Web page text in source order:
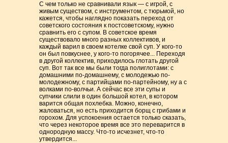
С чем только не сравнивали язык — с игрой, с
живым существом, с инструментом, с тюрьмой, но
кажется, чтобы наглядно показать переход от
советского состояния к постсоветскому, нужно
сравнить его с супом. В советское время
существовало много разных коллективов, и
каждый варил в своем котелке свой суп. У кого-то
он был повкуснее, у кого-то погорячее... Переходя
в другой коллектив, приходилось глотать другой
суп. Вот так все мы были тогда полиглотами: с
домашними по-домашнему, с молодежью по-
молодежному, с партийцами по-партейному, ну а с
волками по-волчьи. А сейчас все эти супы и
супчики слили в один большой котел, в котором
варится общая похлебка. Можно, конечно,
жаловаться, но есть приходится борщ с грибами и
горохом. Для успокоения остается только сказать,
что через некоторое время все это переварится в
однородную массу. Что-то исчезнет, что-то
утвердится...